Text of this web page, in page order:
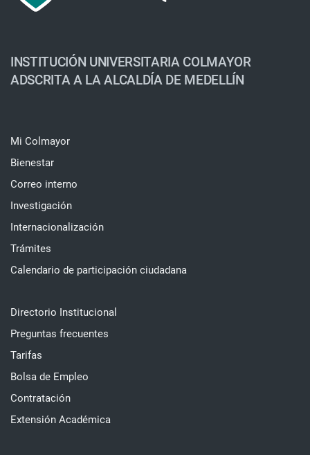
INSTITUCIÓN UNIVERSITARIA COLMAYOR
ADSCRITA A LA ALCALDÍA DE MEDELLÍN
Mi Colmayor
Bienestar
Correo interno
Investigación
Internacionalización
Trámites
Calendario de participación ciudadana
Directorio Institucional
Preguntas frecuentes
Tarifas
Bolsa de Empleo
Contratación
Extensión Académica